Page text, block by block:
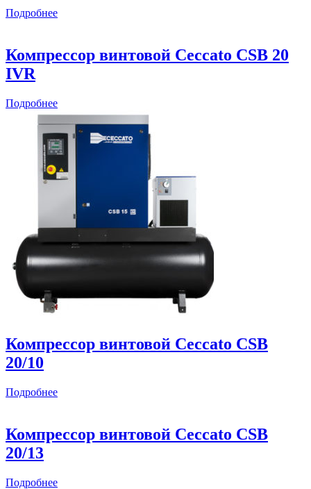
Подробнее
Компрессор винтовой Ceccato CSB 20
IVR
Подробнее
Компрессор винтовой Ceccato CSB
20/10
Подробнее
Компрессор винтовой Ceccato CSB
20/13
Подробнее